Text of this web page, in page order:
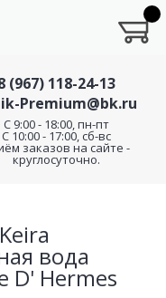
(967) 118-24-13
Premium@bk.ru
C 9:00 - 18:00, пн-пт
С 10:00 - 17:00, сб-вс
заказов на сайте -
круглосуточно.
вода
D' Hermes